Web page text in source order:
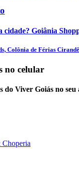
cidade? Goiânia
Colônia de Férias
no celular
do Viver Goiás no